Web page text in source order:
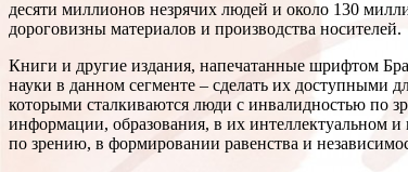
десяти миллионов незрячих людей и около 130
дороговизны материалов и производства носителей.
Книги и другие издания, напечатанные шрифтом
науки в данном сегменте – сделать их доступными
которыми сталкиваются люди с инвалидностью по
информации, образования, в их интеллектуальном
по зрению, в формировании равенства и